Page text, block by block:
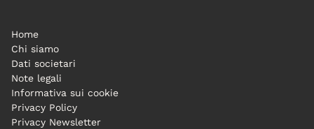
Home
Chi siamo
Dati societari
Note legali
Informativa sui cookie
Privacy Policy
Privacy Newsletter